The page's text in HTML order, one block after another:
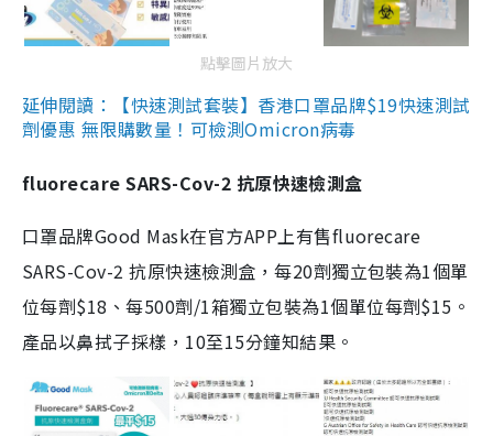
點擊圖片放大
延伸閱讀：【快速測試套裝】香港口罩品牌$19快速測試
劑優惠 無限購數量！可檢測Omicron病毒
fluorecare SARS-Cov-2 抗原快速檢測盒
口罩品牌Good Mask在官方APP上有售fluorecare
SARS-Cov-2 抗原快速檢測盒，每20劑獨立包裝為1個單
位每劑$18、每500劑/1箱獨立包裝為1個單位每劑$15。
產品以鼻拭子採樣，10至15分鐘知結果。